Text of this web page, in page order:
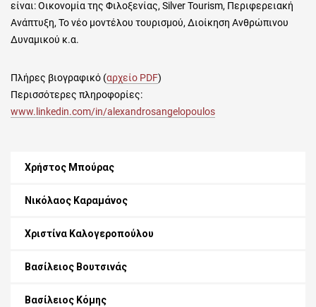
είναι: Οικονομία της Φιλοξενίας, Silver Tourism, Περιφερειακή
Ανάπτυξη, Το νέο μοντέλου τουρισμού, Διοίκηση Ανθρώπινου
Δυναμικού κ.α.
Πλήρες βιογραφικό (αρχείο PDF)
Περισσότερες πληροφορίες:
www.linkedin.com/in/alexandrosangelopoulos
Χρήστος Μπούρας
Νικόλαος Καραμάνος
Χριστίνα Καλογεροπούλου
Βασίλειος Βουτσινάς
Βασίλειος Κόμης